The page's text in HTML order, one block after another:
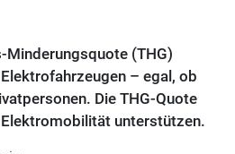
Minderungsquote (THG)
– egal, ob
Die THG-Quote
unterstützen.